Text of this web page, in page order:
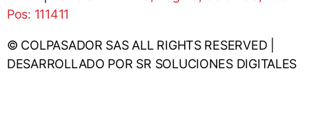
Pos: 111411
© COLPASADOR SAS ALL RIGHTS RESERVED |
DESARROLLADO POR SR SOLUCIONES DIGITALES